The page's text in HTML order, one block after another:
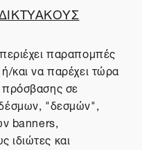
παραπομπές
και να παρέχει τώρα
πρόσβασης σε
"δεσμών",
banners,
ιδιώτες και